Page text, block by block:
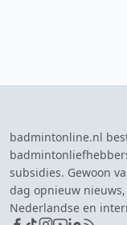
badmintonline.nl
subsidies. Gewoon
dag opnieuw
Nederlandse en